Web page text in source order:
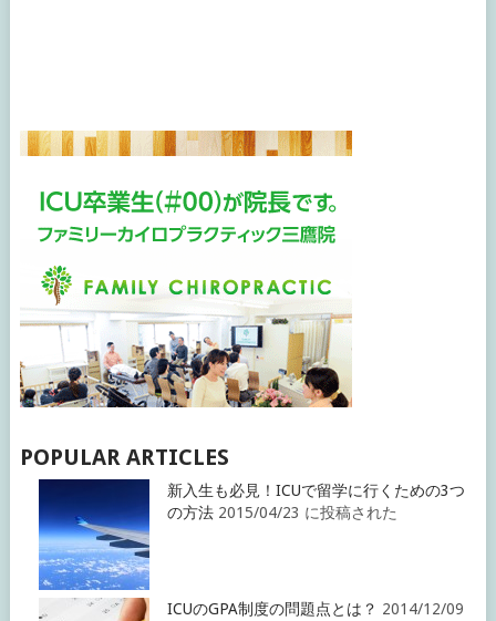
POPULAR ARTICLES
新入生も必見！ICUで留学に行くための3つ
の方法 2015/04/23 に投稿された
ICUのGPA制度の問題点とは？ 2014/12/09